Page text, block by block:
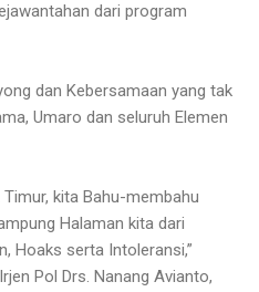
dari program
dan Kebersamaan yang tak
Umaro dan seluruh Elemen
kita Bahu-membahu
Halaman kita dari
Hoaks serta Intoleransi,”
Pol Drs. Nanang Avianto,